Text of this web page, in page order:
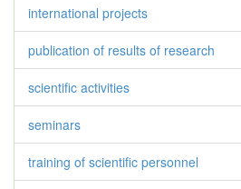
international projects
publication of results of research
scientific activities
seminars
training of scientific personnel